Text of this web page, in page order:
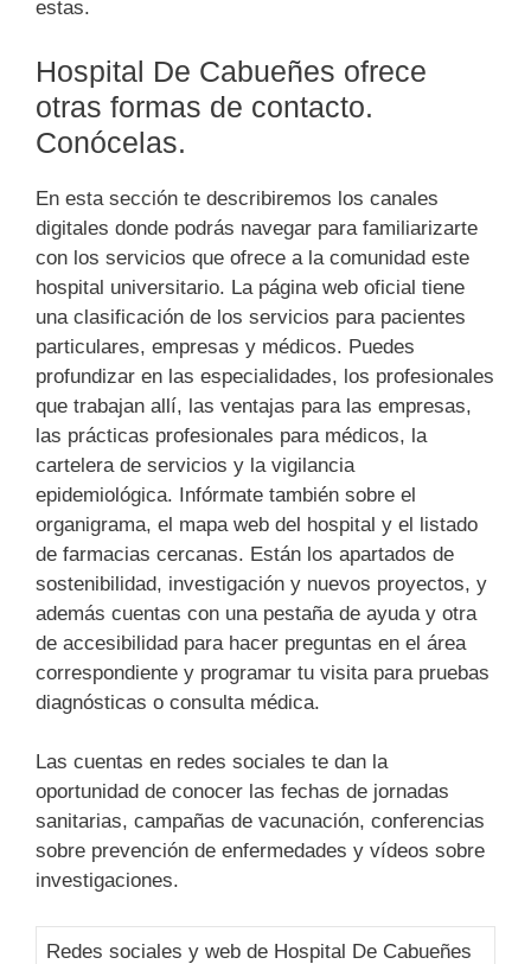
estas.
Hospital De Cabueñes ofrece
otras formas de contacto.
Conócelas.
En esta sección te describiremos los canales
digitales donde podrás navegar para familiarizarte
con los servicios que ofrece a la comunidad este
hospital universitario. La página web oficial tiene
una clasificación de los servicios para pacientes
particulares, empresas y médicos. Puedes
profundizar en las especialidades, los profesionales
que trabajan allí, las ventajas para las empresas,
las prácticas profesionales para médicos, la
cartelera de servicios y la vigilancia
epidemiológica. Infórmate también sobre el
organigrama, el mapa web del hospital y el listado
de farmacias cercanas. Están los apartados de
sostenibilidad, investigación y nuevos proyectos, y
además cuentas con una pestaña de ayuda y otra
de accesibilidad para hacer preguntas en el área
correspondiente y programar tu visita para pruebas
diagnósticas o consulta médica.
Las cuentas en redes sociales te dan la
oportunidad de conocer las fechas de jornadas
sanitarias, campañas de vacunación, conferencias
sobre prevención de enfermedades y vídeos sobre
investigaciones.
Redes sociales y web de Hospital De Cabueñes